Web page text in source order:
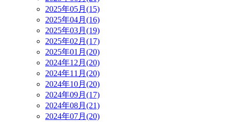
2025年05月(15)
2025年04月(16)
2025年03月(19)
2025年02月(17)
2025年01月(20)
2024年12月(20)
2024年11月(20)
2024年10月(20)
2024年09月(17)
2024年08月(21)
2024年07月(20)